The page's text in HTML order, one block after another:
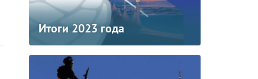
Итоги 2023 года